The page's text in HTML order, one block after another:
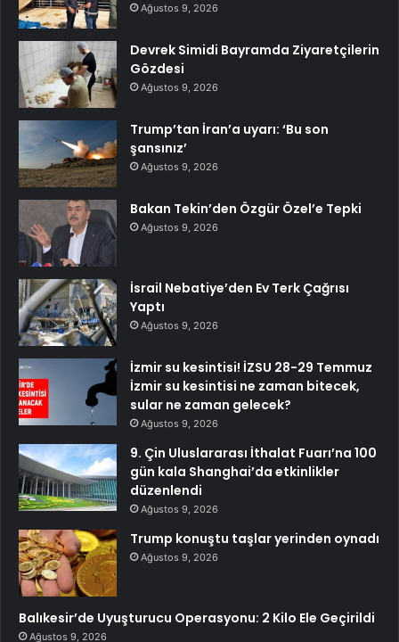
Ağustos 9, 2026
Devrek Simidi Bayramda Ziyaretçilerin
Gözdesi
Ağustos 9, 2026
Trump’tan İran’a uyarı: ‘Bu son
şansınız’
Ağustos 9, 2026
Bakan Tekin’den Özgür Özel’e Tepki
Ağustos 9, 2026
İsrail Nebatiye’den Ev Terk Çağrısı
Yaptı
Ağustos 9, 2026
İzmir su kesintisi! İZSU 28-29 Temmuz
İzmir su kesintisi ne zaman bitecek,
sular ne zaman gelecek?
Ağustos 9, 2026
9. Çin Uluslararası İthalat Fuarı’na 100
gün kala Shanghai’da etkinlikler
düzenlendi
Ağustos 9, 2026
Trump konuştu taşlar yerinden oynadı
Ağustos 9, 2026
Balıkesir’de Uyuşturucu Operasyonu: 2 Kilo Ele Geçirildi
Ağustos 9, 2026